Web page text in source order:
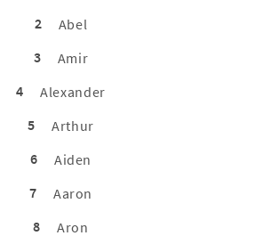
2
Abel
3
Amir
4
Alexander
5
Arthur
6
Aiden
7
Aaron
8
Aron